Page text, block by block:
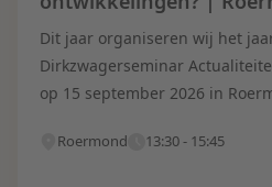
Dit jaar organiseren wij het
Dirkzwagerseminar
op 15 september 2026 in
Roermond 13:30 - 15:45